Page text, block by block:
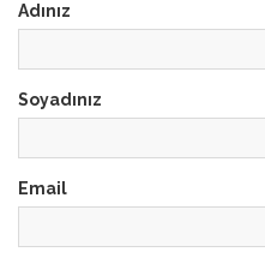
Adınız
Soyadınız
Email